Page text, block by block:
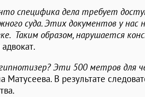
специфика дела требует
суда. Этих документов у нас
Таким образом, нарушается
Эти 500 метров для
Матусеева. В результате